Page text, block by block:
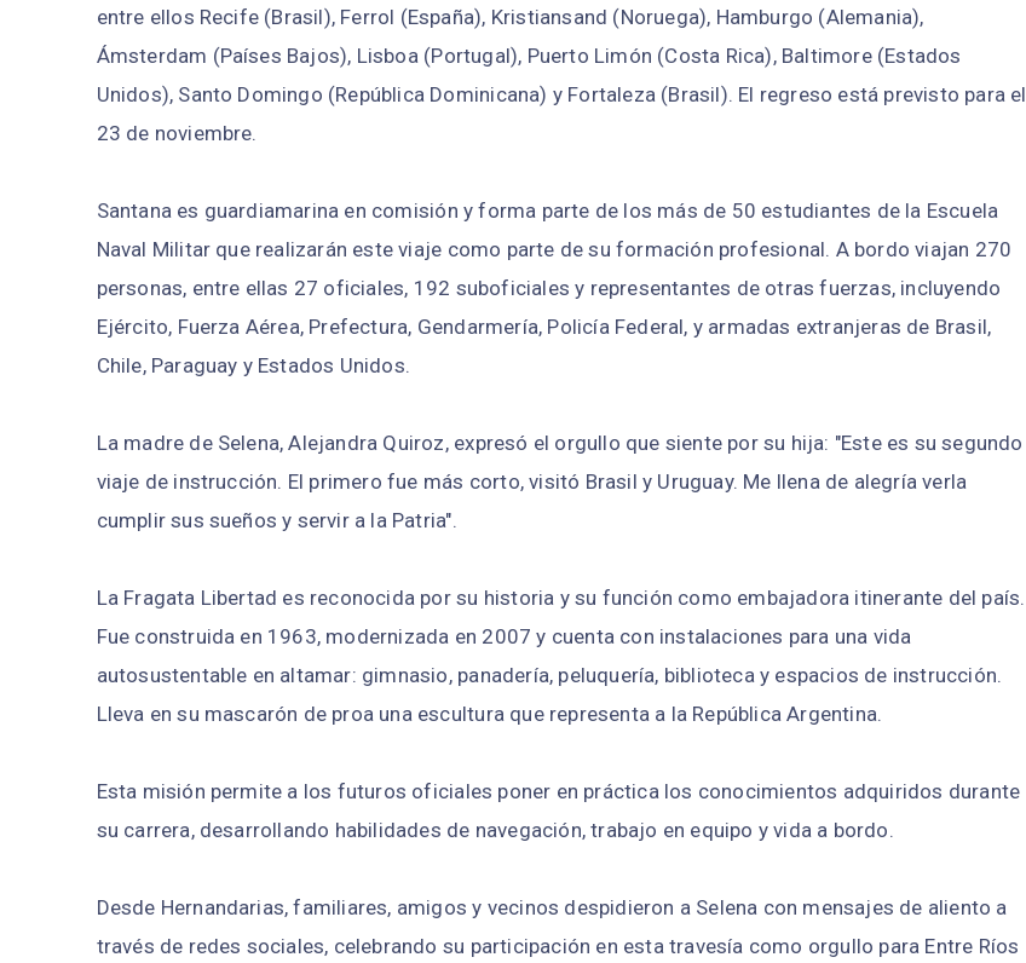
entre ellos Recife (Brasil), Ferrol (España), Kristiansand (Noruega), Hamburgo (Alemania),
Ámsterdam (Países Bajos), Lisboa (Portugal), Puerto Limón (Costa Rica), Baltimore (Estados
Unidos), Santo Domingo (República Dominicana) y Fortaleza (Brasil). El regreso está previsto para el
23 de noviembre.
Santana es guardiamarina en comisión y forma parte de los más de 50 estudiantes de la Escuela
Naval Militar que realizarán este viaje como parte de su formación profesional. A bordo viajan 270
personas, entre ellas 27 oficiales, 192 suboficiales y representantes de otras fuerzas, incluyendo
Ejército, Fuerza Aérea, Prefectura, Gendarmería, Policía Federal, y armadas extranjeras de Brasil,
Chile, Paraguay y Estados Unidos.
La madre de Selena, Alejandra Quiroz, expresó el orgullo que siente por su hija: "Este es su segundo
viaje de instrucción. El primero fue más corto, visitó Brasil y Uruguay. Me llena de alegría verla
cumplir sus sueños y servir a la Patria".
La Fragata Libertad es reconocida por su historia y su función como embajadora itinerante del país.
Fue construida en 1963, modernizada en 2007 y cuenta con instalaciones para una vida
autosustentable en altamar: gimnasio, panadería, peluquería, biblioteca y espacios de instrucción.
Lleva en su mascarón de proa una escultura que representa a la República Argentina.
Esta misión permite a los futuros oficiales poner en práctica los conocimientos adquiridos durante
su carrera, desarrollando habilidades de navegación, trabajo en equipo y vida a bordo.
Desde Hernandarias, familiares, amigos y vecinos despidieron a Selena con mensajes de aliento a
través de redes sociales, celebrando su participación en esta travesía como orgullo para Entre Ríos